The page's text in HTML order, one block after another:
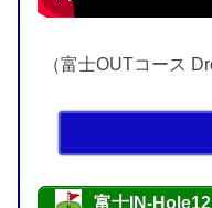
（富士OUTコース
富士IN-Hole12